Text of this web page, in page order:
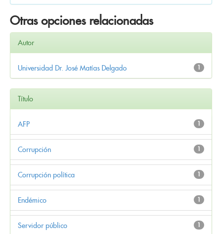
Otras opciones relacionadas
Autor
1
Universidad Dr. José Matías Delgado
Título
1
AFP
1
Corrupción
1
Corrupción política
1
Endémico
1
Servidor público